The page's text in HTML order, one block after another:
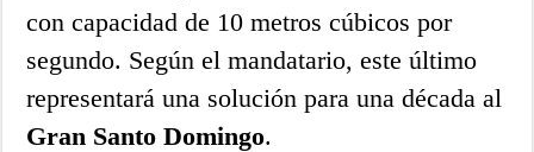
con capacidad de 10 metros cúbicos por
segundo. Según el mandatario, este último
representará una solución para una década al
Gran Santo Domingo.